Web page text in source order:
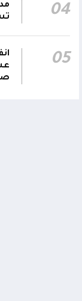
الوطنية تودع
الشهيد
04
05